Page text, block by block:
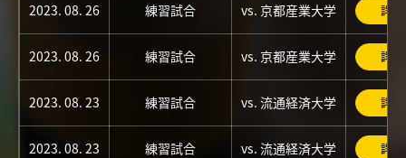
2023. 08. 26 練習試合 vs. 京都産業大学 詳細
2023. 08. 26 練習試合 vs. 京都産業大学 詳細
2023. 08. 23 練習試合 vs. 流通経済大学 詳細
2023. 08. 23 練習試合 vs. 流通経済大学 詳細